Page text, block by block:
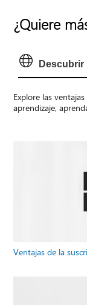
¿Quiere
Descubrir
Explore las
aprendizaje,
Ventajas de la